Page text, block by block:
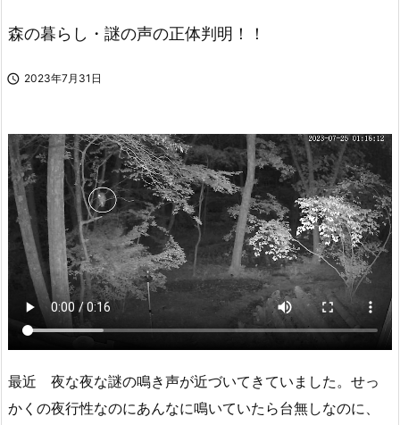
森の暮らし・謎の声の正体判明！！
 2023年7月31日
最近 夜な夜な謎の鳴き声が近づいてきていました。せっ
かくの夜行性なのにあんなに鳴いていたら台無しなのに、